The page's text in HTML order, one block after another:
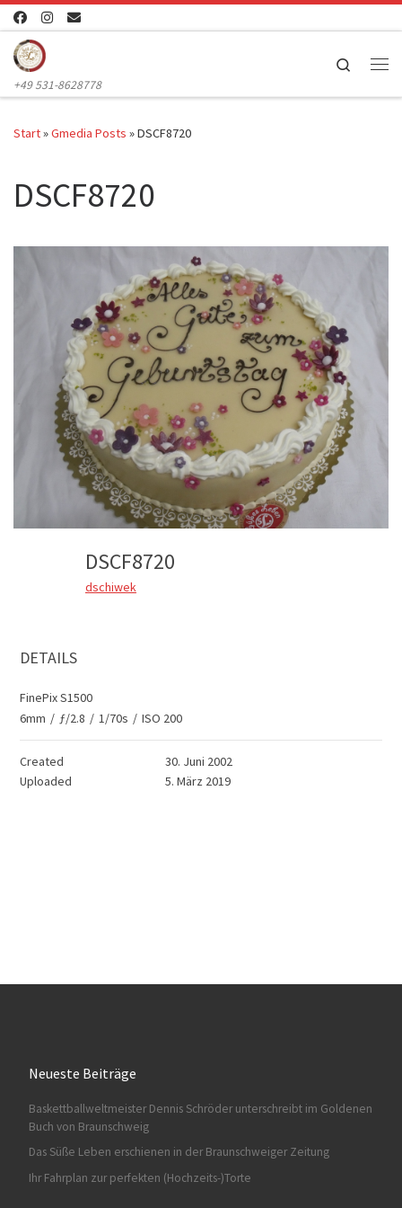
Zum Inhalt springen
+49 531-8628778
Search
Start»Gmedia Posts »DSCF8720
DSCF8720
DSCF8720
dschiwek
DETAILS
FinePix S1500
6mm / ƒ/2.8 / 1/70s / ISO 200
Created
30. Juni 2002
Uploaded
5. März 2019
Neueste Beiträge
Baskettballweltmeister Dennis Schröder unterschreibt im Goldenen
Buch von Braunschweig
Das Süße Leben erschienen in der Braunschweiger Zeitung
Ihr Fahrplan zur perfekten (Hochzeits-)Torte